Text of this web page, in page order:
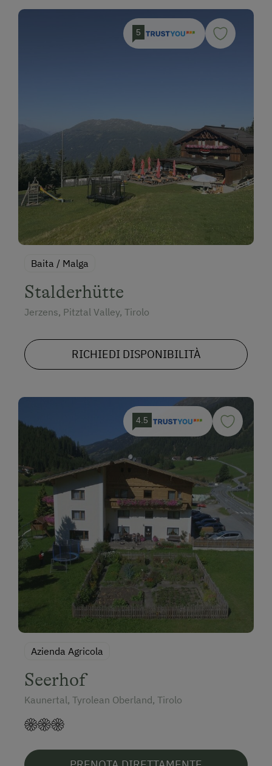
5
Baita / Malga
Stalderhütte
Jerzens, Pitztal Valley, Tirolo
RICHIEDI DISPONIBILITÀ
4.5
Azienda Agricola
Seerhof
Kaunertal, Tyrolean Oberland, Tirolo